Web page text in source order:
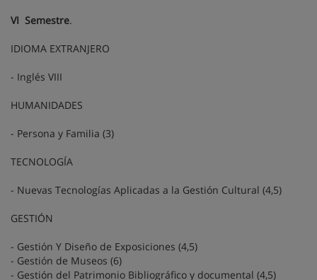
VI Semestre.
IDIOMA EXTRANJERO
- Inglés VIII
HUMANIDADES
- Persona y Familia (3)
TECNOLOGÍA
- Nuevas Tecnologías Aplicadas a la Gestión Cultural (4,5)
GESTIÓN
- Gestión Y Diseño de Exposiciones (4,5)
- Gestión de Museos (6)
- Gestión del Patrimonio Bibliográfico y documental (4,5)